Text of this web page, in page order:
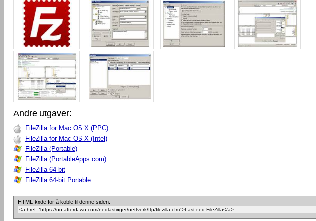
Andre utgaver:
FileZilla for Mac OS X (PPC)
FileZilla for Mac OS X (Intel)
FileZilla (Portable)
FileZilla (PortableApps.com)
FileZilla 64-bit
FileZilla 64-bit Portable
HTML-kode for å koble til denne siden: